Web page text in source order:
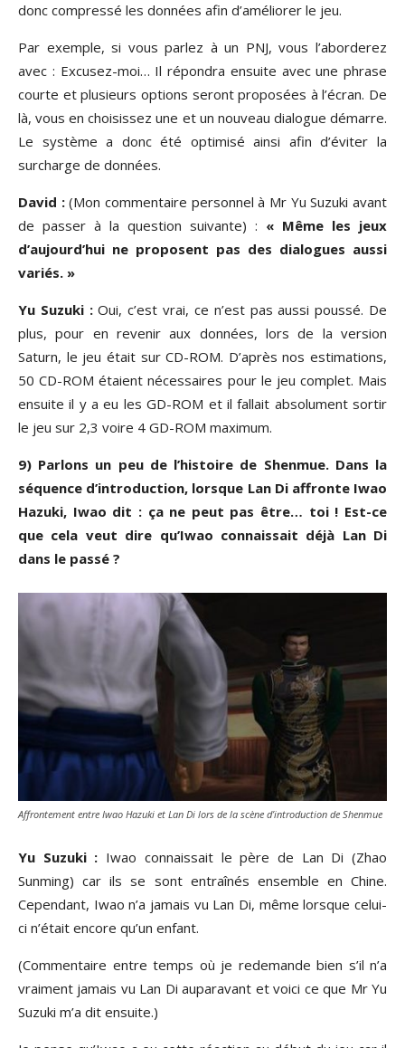
donc compressé les données afin d’améliorer le jeu.
Par exemple, si vous parlez à un PNJ, vous l’aborderez
avec : Excusez-moi… Il répondra ensuite avec une phrase
courte et plusieurs options seront proposées à l’écran. De
là, vous en choisissez une et un nouveau dialogue démarre.
Le système a donc été optimisé ainsi afin d’éviter la
surcharge de données.
David :(Mon commentaire personnel à Mr Yu Suzuki avant
de passer à la question suivante) : « Même les jeux
d’aujourd’hui ne proposent pas des dialogues aussi
variés. »
Yu Suzuki :Oui, c’est vrai, ce n’est pas aussi poussé. De
plus, pour en revenir aux données, lors de la version
Saturn, le jeu était sur CD-ROM. D’après nos estimations,
50 CD-ROM étaient nécessaires pour le jeu complet. Mais
ensuite il y a eu les GD-ROM et il fallait absolument sortir
le jeu sur 2,3 voire 4 GD-ROM maximum.
9) Parlons un peu de l’histoire de Shenmue. Dans la
séquence d’introduction, lorsque Lan Di affronte Iwao
Hazuki, Iwao dit : ça ne peut pas être… toi ! Est-ce
que cela veut dire qu’Iwao connaissait déjà Lan Di
dans le passé ?
Affrontement entre Iwao Hazuki et Lan Di lors de la scène d’introduction de Shenmue
Yu Suzuki : Iwao connaissait le père de Lan Di (Zhao
Sunming) car ils se sont entraînés ensemble en Chine.
Cependant, Iwao n’a jamais vu Lan Di, même lorsque celui-
ci n’était encore qu’un enfant.
(Commentaire entre temps où je redemande bien s’il n’a
vraiment jamais vu Lan Di auparavant et voici ce que Mr Yu
Suzuki m’a dit ensuite.)